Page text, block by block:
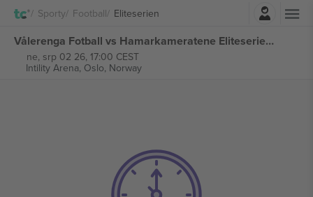
Sporty Football Eliteserien
Vålerenga Fotball vs Hamarkameratene Eliteserien vstupenek
ne, srp 02 26, 17:00 CEST
Intility Arena, Oslo, Norway